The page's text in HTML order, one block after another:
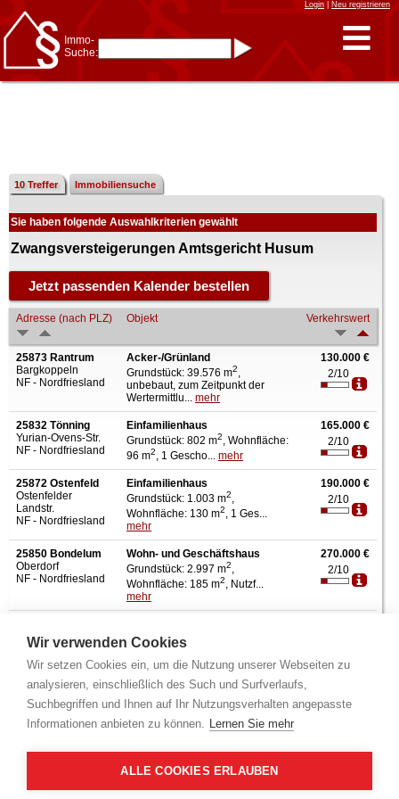
Wir verwenden Cookies
Wir setzen Cookies ein, um die Nutzung unserer Webseiten zu
analysieren, einschließlich des Such und Surfverlaufs,
Suchbegriffen und Ihnen auf Ihr Nutzungsverhalten angepasste
Informationen anbieten zu können. Lernen Sie mehr
ALLE COOKIES ERLAUBEN
Login| Neu registrieren
Immo-
Suche:
z.B.:15 Frankfurtfür
Frankfurt/Oder
und6 Frankfurtfür Frankfurt
Immobiliensuche
nach Kreis
nach Amtsgericht
10 Treffer Immobiliensuche
Sie haben folgende Auswahlkriterien gewählt
Zwangsversteigerungen Amtsgericht Husum
Adresse (nach PLZ) Objekt Verkehrswert
25873 Rantrum
Bargkoppeln
NF - Nordfriesland
Acker-/Grünland
Grundstück: 39.576 m2,
unbebaut, zum Zeitpunkt der
Wertermittlu... mehr
130.000 €
2/10
25832 Tönning
Yurian-Ovens-Str.
NF - Nordfriesland
Einfamilienhaus
Grundstück: 802 m2, Wohnfläche:
96 m2, 1 Gescho... mehr
165.000 €
2/10
25872 Ostenfeld
Ostenfelder
Landstr.
NF - Nordfriesland
Einfamilienhaus
Grundstück: 1.003 m2,
Wohnfläche: 130 m2, 1 Ges...
mehr
190.000 €
2/10
25850 Bondelum
Oberdorf
NF - Nordfriesland
Wohn- und Geschäftshaus
Grundstück: 2.997 m2,
Wohnfläche: 185 m2, Nutzf...
mehr
270.000 €
2/10
Friedrichstadt
Westerhafenstr.
NF - Nordfriesland
Grundstück: 154 m
2
25813 Husum -
Schobüll
Altenwunge
NF - Nordfriesland
Einfamilienhaus
Grundstück: 919 m2, Wohnfläche:
158 m
, 1 Gesch...mehr
3/10
25866 Mildstedt -
NF - Nordfriesland
Einfamilienhaus
Grundstück: 998 m2, Wohnfläche:
300.000 €